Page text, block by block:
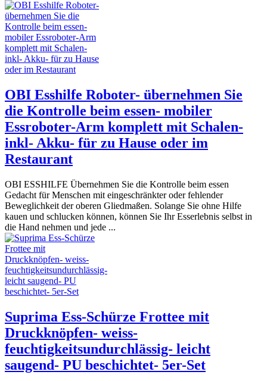
OBI Esshilfe Roboter- übernehmen Sie
die Kontrolle beim essen- mobiler
Essroboter-Arm komplett mit Schalen-
inkl- Akku- für zu Hause oder im
Restaurant
OBI ESSHILFE Übernehmen Sie die Kontrolle beim essen
Gedacht für Menschen mit eingeschränkter oder fehlender
Beweglichkeit der oberen Gliedmaßen. Solange Sie ohne Hilfe
kauen und schlucken können, können Sie Ihr Esserlebnis selbst in
die Hand nehmen und jede ...
Suprima Ess-Schürze Frottee mit
Druckknöpfen- weiss-
feuchtigkeitsundurchlässig- leicht
saugend- PU beschichtet- 5er-Set